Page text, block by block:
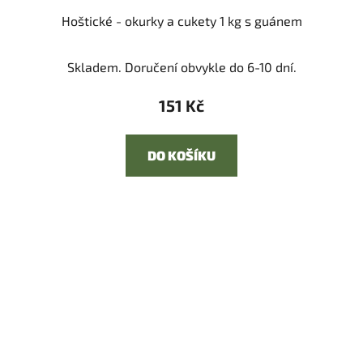
Hoštické - okurky a cukety 1 kg s guánem
Skladem. Doručení obvykle do 6-10 dní.
151 Kč
DO KOŠÍKU